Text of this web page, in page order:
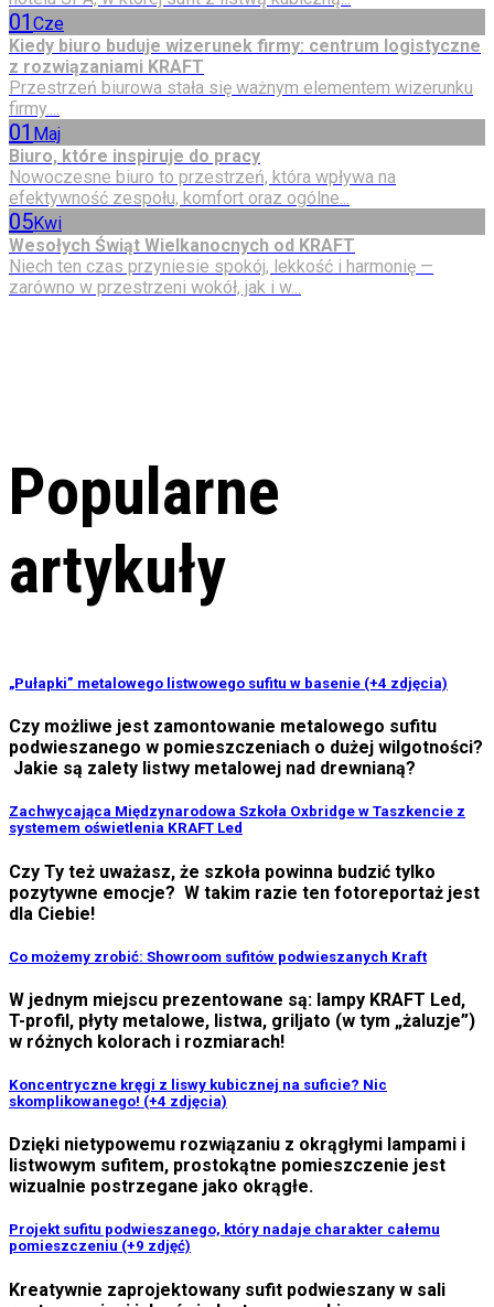
01 Cze
Kiedy biuro buduje wizerunek firmy: centrum logistyczne
z rozwiązaniami KRAFT
Przestrzeń biurowa stała się ważnym elementem wizerunku
firmy....
01 Maj
Biuro, które inspiruje do pracy
Nowoczesne biuro to przestrzeń, która wpływa na
efektywność zespołu, komfort oraz ogólne...
05Kwi
Wesołych Świąt Wielkanocnych od KRAFT
Niech ten czas przyniesie spokój, lekkość i harmonię —
zarówno w przestrzeni wokół, jak i w...
Popularne
artykuły
„Pułapki” metalowego listwowego sufitu w basenie (+4 zdjęcia)
Czy możliwe jest zamontowanie metalowego sufitu
podwieszanego w pomieszczeniach o dużej wilgotności?
Jakie są zalety listwy metalowej nad drewnianą?
Zachwycająca Międzynarodowa Szkoła Oxbridge w Taszkencie z
systemem oświetlenia KRAFT Led
Czy Ty też uważasz, że szkoła powinna budzić tylko
pozytywne emocje? W takim razie ten fotoreportaż jest
dla Ciebie!
Co możemy zrobić: Showroom sufitów podwieszanych Kraft
W jednym miejscu prezentowane są: lampy KRAFT Led,
T-profil, płyty metalowe, listwa, griljato (w tym „żaluzje”)
w różnych kolorach i rozmiarach!
Koncentryczne kręgi z liswy kubicznej na suficie? Nic
skomplikowanego! (+4 zdjęcia)
Dzięki nietypowemu rozwiązaniu z okrągłymi lampami i
listwowym sufitem, prostokątne pomieszczenie jest
wizualnie postrzegane jako okrągłe.
Projekt sufitu podwieszanego, który nadaje charakter całemu
pomieszczeniu (+9 zdjęć)
Kreatywnie zaprojektowany sufit podwieszany w sali